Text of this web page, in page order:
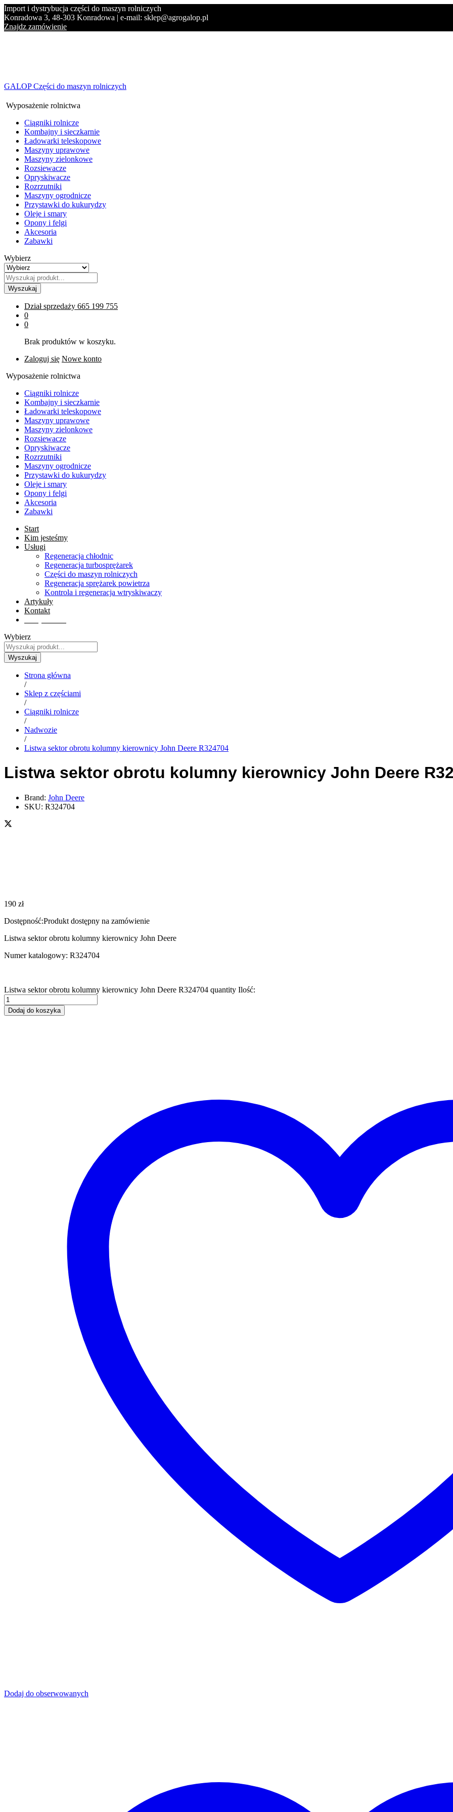
Import i dystrybucja części do maszyn rolniczych
Konradowa 3, 48-303 Konradowa | e-mail: sklep@agrogalop.pl
Znajdz zamówienie
GALOP Części do maszyn rolniczych
Wyposażenie rolnictwa
Ciągniki rolnicze
Kombajny i sieczkarnie
Ładowarki teleskopowe
Maszyny uprawowe
Maszyny zielonkowe
Rozsiewacze
Opryskiwacze
Rozrzutniki
Maszyny ogrodnicze
Przystawki do kukurydzy
Oleje i smary
Opony i felgi
Akcesoria
Zabawki
Wybierz
Wyszukaj
Dział sprzedaży 665 199 755
0
0
Brak produktów w koszyku.
Zaloguj się Nowe konto
Wyposażenie rolnictwa
Ciągniki rolnicze
Kombajny i sieczkarnie
Ładowarki teleskopowe
Maszyny uprawowe
Maszyny zielonkowe
Rozsiewacze
Opryskiwacze
Rozrzutniki
Maszyny ogrodnicze
Przystawki do kukurydzy
Oleje i smary
Opony i felgi
Akcesoria
Zabawki
Start
Kim jesteśmy
Usługi
Regeneracja chłodnic
Regeneracja turbosprężarek
Części do maszyn rolniczych
Regeneracja sprężarek powietrza
Kontrola i regeneracja wtryskiwaczy
Artykuły
Kontakt
Wybierz
Wyszukaj
Strona główna
/
Sklep z częściami
/
Ciągniki rolnicze
/
Nadwozie
/
Listwa sektor obrotu kolumny kierownicy John Deere R324704
Listwa sektor obrotu kolumny kierownicy John Deere
Brand: John Deere
SKU: R324704
190 zł
Dostępność:Produkt dostępny na zamówienie
Listwa sektor obrotu kolumny kierownicy John Deere
Numer katalogowy: R324704
Listwa sektor obrotu kolumny kierownicy John Deere R324704 quantity Ilość:
Dodaj do koszyka
Dodaj do obserwowanych